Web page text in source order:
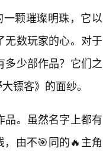
一颗璀璨明珠，它以
无数玩家的心。对于
少部作品？它们之
镖客》的面纱。
品。虽然名字上都有
，由不🎯同的🔥主角